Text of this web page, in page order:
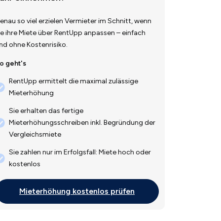
so viel erzielen Vermieter im Schnitt, wenn
ihre Miete über RentUpp anpassen – einfach
ohne Kostenrisiko.
geht's
RentUpp ermittelt die maximal zulässige
Mieterhöhung
Sie erhalten das fertige
Mieterhöhungsschreiben inkl. Begründung der
Vergleichsmiete
Sie zahlen nur im Erfolgsfall: Miete hoch oder
kostenlos
Mieterhöhung kostenlos prüfen